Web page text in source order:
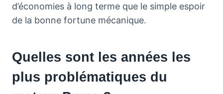
d’économies à long terme que le simple espoir
de la bonne fortune mécanique.
Quelles sont les années les
plus problématiques du